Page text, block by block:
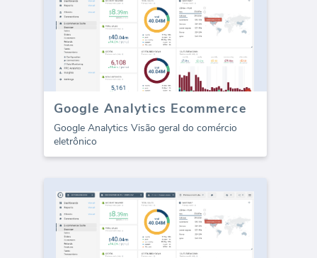
Google Analytics Ecommerce
Google Analytics Visão geral do comércio
eletrônico